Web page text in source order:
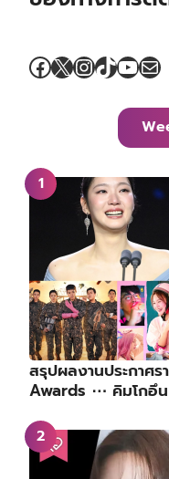
Facebook
X Instagram
TikTok
Mail
สรุปผลงานประกาศ
Awards ⋯ คิมโกอึ